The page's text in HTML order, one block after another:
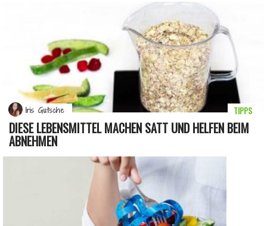
DIESE LEBENSMITTEL MACHEN SATT UND HELFEN BEIM
ABNEHMEN
TIPPS
Iris Gutsche